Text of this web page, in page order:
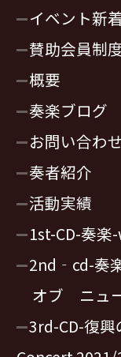
イベント新
賛助会員制
概要
奏楽ブログ
お問い合わせ
奏者紹介
活動実績
1st-CD-奏
2nd‐cd-奏
オブ ニュ
3rd-CD-復興